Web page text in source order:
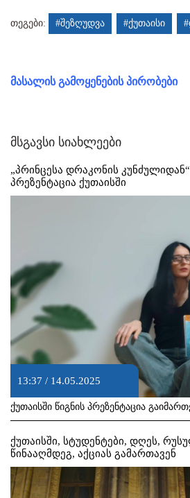
თეგები: #შეზღუდვა #ქუთაისი
მასალის გამოყენების პირობები
მსგავსი სიახლეები
„პრინცესა დრაკონის კუნძულიდან“
პრეზენტაცია ქუთაისში
13:37 / 14.05.2025
ქუთაისში წიგნის პრეზენტაცია
ქუთაისში, სტუდენტები, დღეს,
წინააღმდეგ, აქციას გამართავენ